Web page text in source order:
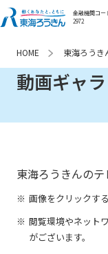
金融機関コー
2972
キャンペーン
東海ろうきん
について
商
ロ
各
よ
HOME 東海ろうき
動画ギャ
東海ろうきんのテ
画像をクリックす
閲覧環境やネット
がございます。